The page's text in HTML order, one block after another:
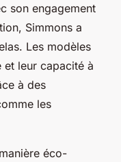
son engagement
Simmons a
Les modèles
et leur capacité à
à des
les
éco-